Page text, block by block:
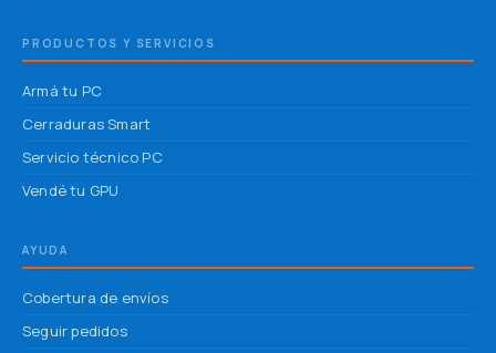
PRODUCTOS Y SERVICIOS
Armá tu PC
Cerraduras Smart
Servicio técnico PC
Vendé tu GPU
AYUDA
Cobertura de envíos
Seguir pedidos